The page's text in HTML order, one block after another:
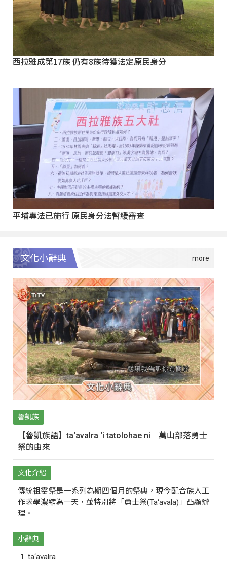
西拉雅成第17族 仍有8族待獲法定原民身分
平埔專法已施行 原民身分法暫緩審查
文化小辭典
魯凱族
【魯凱族語】ta‘avalra ‘i tatolohae ni｜萬山部落勇士
祭的由來
文化介紹
傳統祖靈祭是一系列為期四個月的祭典，現今配合族人工
作求學濃縮為一天，並特別將「勇士祭(Ta‘avala)」凸顯辦
理。
小辭典
ta‘avalra